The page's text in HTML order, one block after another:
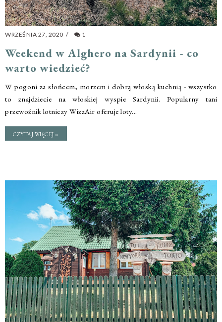
WRZEŚNIA 27, 2020 / 1
Weekend w Alghero na Sardynii - co
warto wiedzieć?
W pogoni za słońcem, morzem i dobrą włoską kuchnią - wszystko
to znajdziecie na włoskiej wyspie Sardynii. Popularny tani
przewoźnik lotniczy WizzAir oferuje loty...
CZYTAJ WIĘCEJ »